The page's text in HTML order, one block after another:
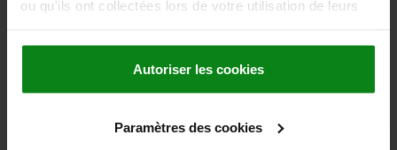
ou qu'ils ont collectées lors de votre utilisation de leurs
Autoriser les cookies
Paramètres des cookies
hors frais d’envoi